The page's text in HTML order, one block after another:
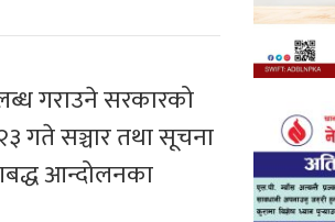
गराउने सरकारको
गते सञ्चार तथा सूचना
आन्दोलनका